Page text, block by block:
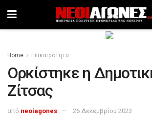
Home Επικαιρότητα
Ορκίστηκε η
Ζίτσας
από neoiagones 26 Δεκεμβρίου 2023